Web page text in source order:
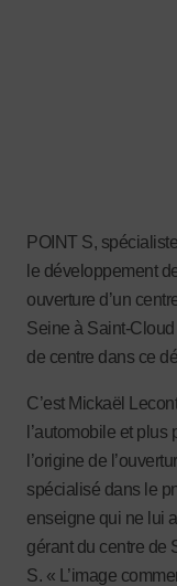
POINT S,
le développement
ouverture d’un
Seine à Saint-
de centre dans ce
C’est Mickaël
l’automobile et
l’origine de
spécialisé dans le
enseigne qui ne lui
gérant du centre de
S. « L’image